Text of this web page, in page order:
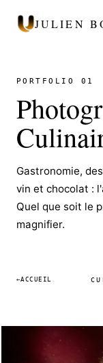
JULIEN
PORTFOLIO 01
Gastronomie,
vin et chocolat :
Quel que soit le
magnifier.
←ACCUEIL